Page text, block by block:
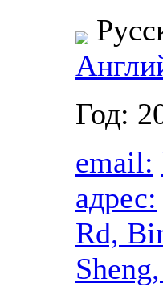
Год:
email:
адрес:
Rd,